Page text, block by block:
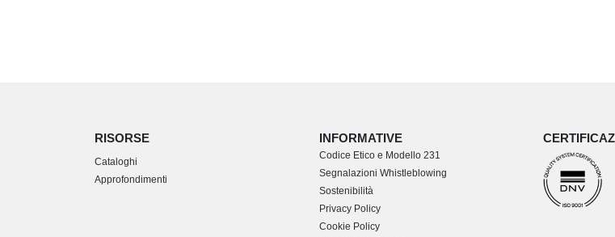
RISORSE
Cataloghi
Approfondimenti
INFORMATIVE
Codice Etico e Modello 231
Segnalazioni Whistleblowing
Sostenibilità
Privacy Policy
Cookie Policy